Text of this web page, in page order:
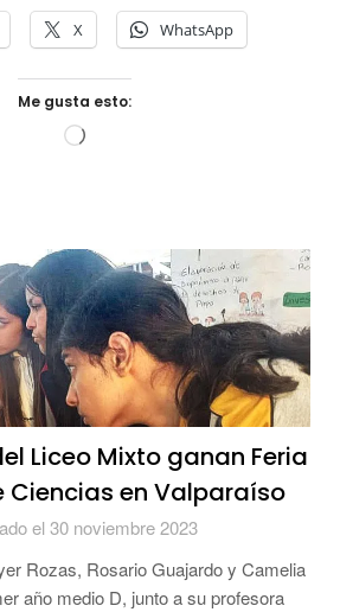
X WhatsApp
Me gusta esto:
Cargando...
Liceo Mixto ganan Feria
Ciencias en Valparaíso
el 30 noviembre 2023
Rozas, Rosario Guajardo y Camelia
año medio D, junto a su profesora